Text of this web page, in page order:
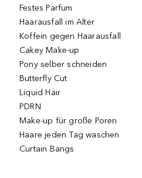
Festes Parfum
Haarausfall im Alter
Koffein gegen Haarausfall
Cakey Make-up
Pony selber schneiden
Butterfly Cut
Liquid Hair
PDRN
Make-up für große Poren
Haare jeden Tag waschen
Curtain Bangs